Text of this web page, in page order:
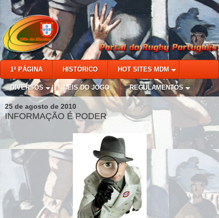
1ª PÁGINA HISTÓRICO HOT SITES MDM
DIVERSOS LEIS DO JOGO REGULAMENTOS
25 de agosto de 2010
INFORMAÇÃO É PODER